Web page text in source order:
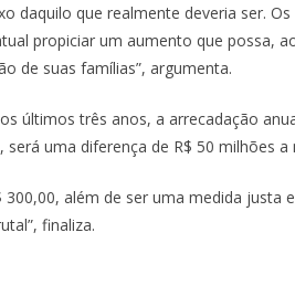
daquilo que realmente deveria ser.
propiciar um aumento que possa,
de suas famílias”, argumenta.
últimos três anos, a arrecadação
uma diferença de R$ 50 milhões
além de ser uma medida justa
finaliza.